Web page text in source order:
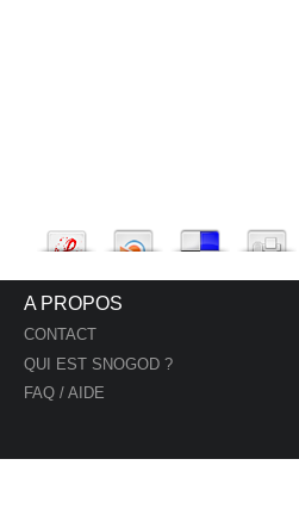
A PROPOS
CONTACT
QUI EST SNOGOD ?
FAQ / AIDE